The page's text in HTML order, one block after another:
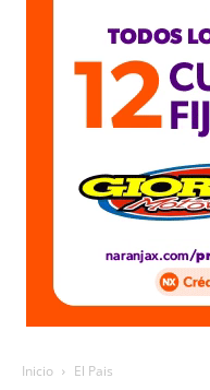
Inicio El Pais